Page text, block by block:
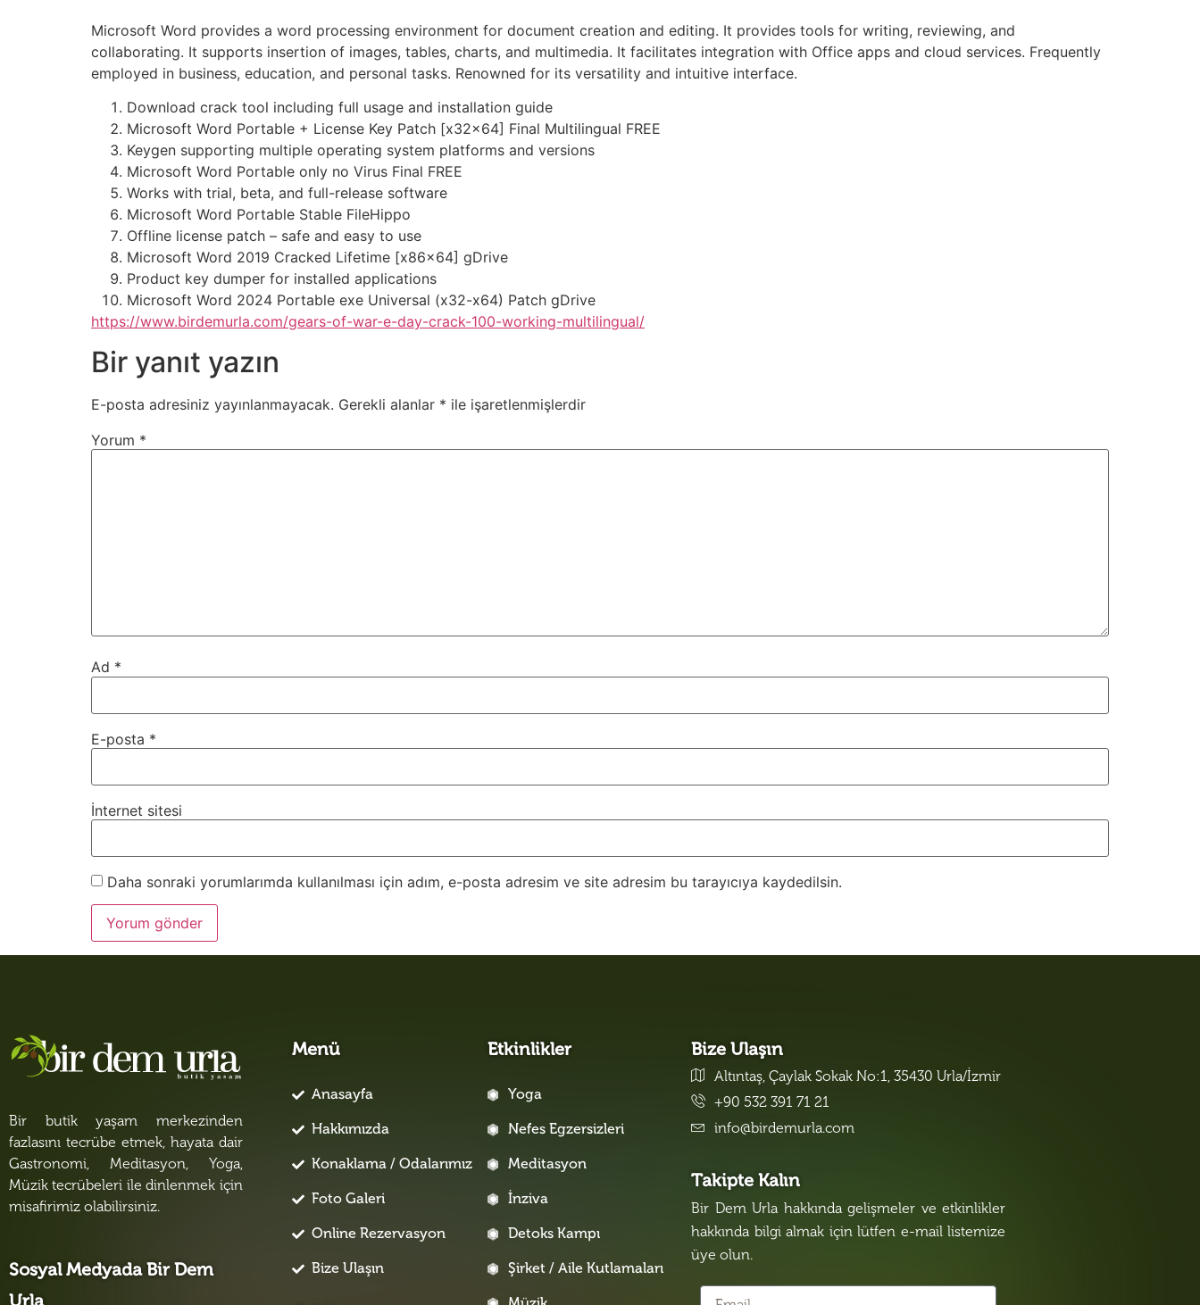
Microsoft Word provides a word processing environment for document creation and editing. It provides tools for writing, reviewing, and
collaborating. It supports insertion of images, tables, charts, and multimedia. It facilitates integration with Office apps and cloud services. Frequently
employed in business, education, and personal tasks. Renowned for its versatility and intuitive interface.
Download crack tool including full usage and installation guide
Microsoft Word Portable + License Key Patch [x32x64] Final Multilingual FREE
Keygen supporting multiple operating system platforms and versions
Microsoft Word Portable only no Virus Final FREE
Works with trial, beta, and full-release software
Microsoft Word Portable Stable FileHippo
Offline license patch – safe and easy to use
Microsoft Word 2019 Cracked Lifetime [x86x64] gDrive
Product key dumper for installed applications
Microsoft Word 2024 Portable exe Universal (x32-x64) Patch gDrive
https://www.birdemurla.com/gears-of-war-e-day-crack-100-working-multilingual/
Bir yanıt yazın
E-posta adresiniz yayınlanmayacak. Gerekli alanlar * ile işaretlenmişlerdir
Yorum *
Ad *
E-posta *
İnternet sitesi
Daha sonraki yorumlarımda kullanılması için adım, e-posta adresim ve site adresim bu tarayıcıya kaydedilsin.
Bir butik yaşam merkezinden
fazlasını tecrübe etmek, hayata dair
Gastronomi, Meditasyon, Yoga,
Müzik tecrübeleri ile dinlenmek için
misafirimiz olabilirsiniz.
Sosyal Medyada Bir Dem
Menü
Anasayfa
Hakkımızda
Konaklama / Odalarımız
Foto Galeri
Online Rezervasyon
Bize Ulaşın
Etkinlikler
Yoga
Nefes Egzersizleri
Meditasyon
İnziva
Detoks Kampı
Şirket / Aile Kutlamaları
Bize Ulaşın
Altıntaş, Çaylak Sokak No:1, 35430 Urla/İzmir
+90 532 391 71 21
info@birdemurla.com
Takipte Kalın
Bir Dem Urla hakkında gelişmeler ve etkinlikler
hakkında bilgi almak için lütfen e-mail listemize
üye olun.